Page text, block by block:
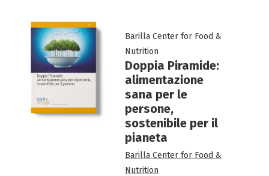
Barilla Center for Food &
Nutrition
Doppia Piramide:
alimentazione
sana per le
persone,
sostenibile per il
pianeta
Barilla Center for Food &
Nutrition